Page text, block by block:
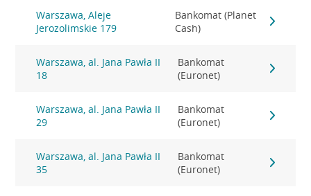
Warszawa, Aleje
Jerozolimskie 179
Bankomat (Planet
Cash)
Warszawa, al. Jana Pawła II
18
Bankomat
(Euronet)
Warszawa, al. Jana Pawła II
29
Bankomat
(Euronet)
Warszawa, al. Jana Pawła II
35
Bankomat
(Euronet)